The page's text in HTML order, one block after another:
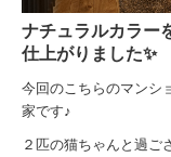
ナチュラルカラー
仕上がりました✨
今回のこちらのマンシ
家です♪
２匹の猫ちゃんと過ご